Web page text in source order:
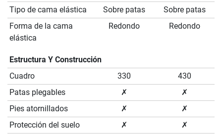
Tipo de cama elástica
Sobre patas
Sobre patas
Forma de la cama
elástica
Redondo Redondo
Estructura Y Construcción
Cuadro
330
430
Patas plegables
✗
✗
Pies atornillados
✗
✗
Protección del suelo
✗
✗